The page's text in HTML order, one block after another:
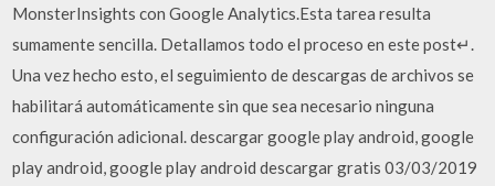
MonsterInsights con Google Analytics.Esta tarea resulta
sumamente sencilla. Detallamos todo el proceso en este post↵.
Una vez hecho esto, el seguimiento de descargas de archivos se
habilitará automáticamente sin que sea necesario ninguna
configuración adicional. descargar google play android, google
play android, google play android descargar gratis 03/03/2019